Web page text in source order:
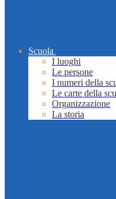
Scuola
I luoghi
Le persone
I numeri della
Le carte della
Organizzazione
La storia